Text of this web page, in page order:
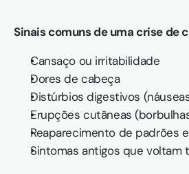
Sinais comuns de uma crise de
Cansaço ou irritabilidade
Dores de cabeça
Distúrbios digestivos
Erupções cutâneas
Reaparecimento de padrões
Sintomas antigos que voltam